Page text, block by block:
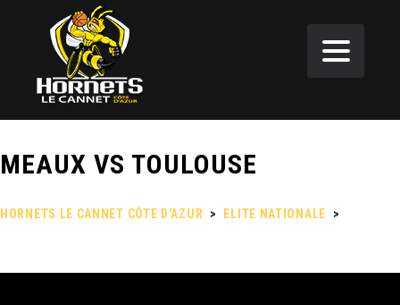
MEAUX VS TOULOUSE
HORNETS LE CANNET CÔTE D'AZUR > ELITE NATIONALE >